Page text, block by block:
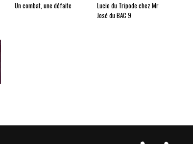
Un combat, une défaite
Lucie du Tripode chez Mr
José du BAC 9